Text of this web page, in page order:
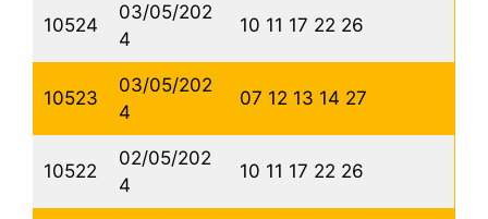
10524
03/05/202
4
10 11 17 22 26
10523
03/05/202
4
07 12 13 14 27
10522
02/05/202
4
10 11 17 22 26